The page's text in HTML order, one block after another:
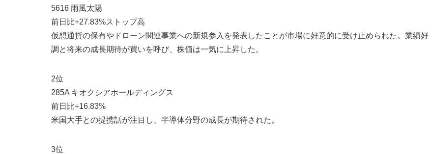
5616 雨風太陽
前日比+27.83%ストップ高
仮想通貨の保有やドローン関連事業への新規参入を発表したことが市場に好意的に受け止められた。業績好
調と将来の成長期待が買いを呼び、株価は一気に上昇した。
2位
285A キオクシアホールディングス
前日比+16.83%
米国大手との提携話が注目し、半導体分野の成長が期待された。
3位